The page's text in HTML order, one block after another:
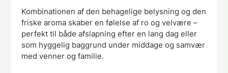
Kombinationen af den behagelige belysning og den
friske aroma skaber en følelse af ro og velvære –
perfekt til både afslapning efter en lang dag eller
som hyggelig baggrund under middage og samvær
med venner og familie.